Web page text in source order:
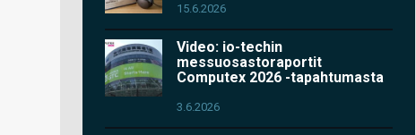
15.6.2026
Video: io-techin
messuosastoraportit
Computex 2026 -tapahtumasta
3.6.2026